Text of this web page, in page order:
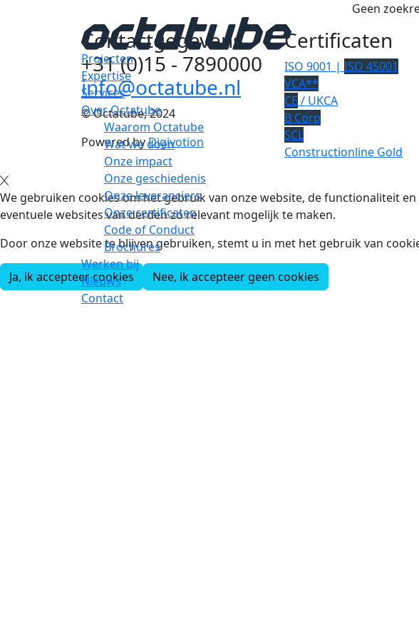
Projecten
Expertise
Services
Over Octatube
Waarom Octatube
Wat we doen
Onze impact
Onze geschiedenis
Onze leveranciers
Onze certificaten
Code of Conduct
Brochures
Werken bij
Nieuws
Contact
Geen
Contactgegevens
+31 (0)15 - 7890000
info@octatube.nl
© Octatube, 2024
Powered byDigivotion
Certificaten
ISO 9001 | ISO 45001
VCA**
CE / UKCA
B Corp
SCL
Constructionline Gold
We gebruiken cookies om het gebruik van onze website, de functionaliteit
eventuele websites van derden zo relevant mogelijk te maken.
Door onze website te blijven gebruiken, stemt u in met het gebruik van
Ja, ik accepteer cookies Nee, ik accepteer geen cookies